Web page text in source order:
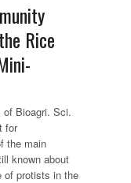
Rice
of Bioagri. Sci.
for
the main
known about
of protists in the